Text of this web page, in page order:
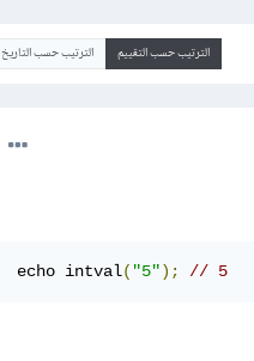
الترتيب حسب التقييم الترتيب حسب التاريخ
echo intval( "5"); // 5